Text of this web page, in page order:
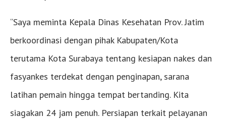
“Saya meminta Kepala Dinas Kesehatan Prov. Jatim
berkoordinasi dengan pihak Kabupaten/Kota
terutama Kota Surabaya tentang kesiapan nakes dan
fasyankes terdekat dengan penginapan, sarana
latihan pemain hingga tempat bertanding. Kita
siagakan 24 jam penuh. Persiapan terkait pelayanan